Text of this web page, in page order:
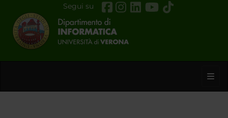
Segui su